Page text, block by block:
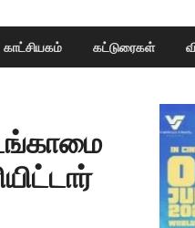
காட்சியகம் கட்டுரைகள்